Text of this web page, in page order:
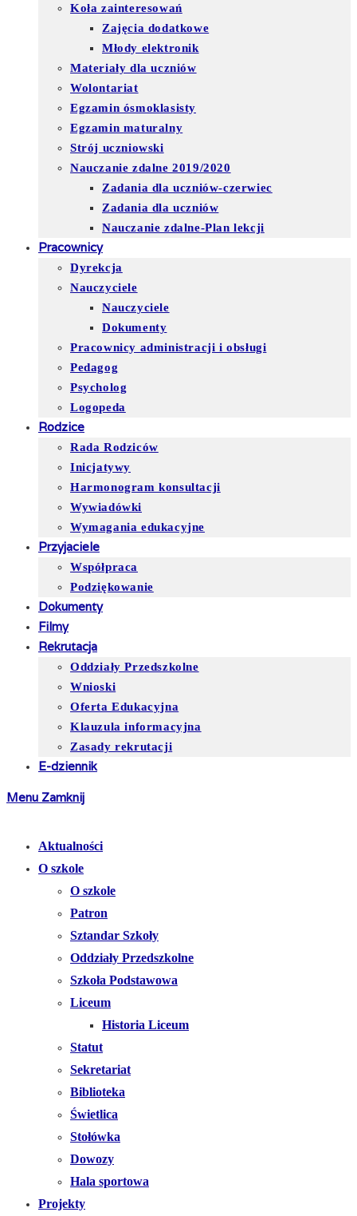
Koła zainteresowań
Zajęcia dodatkowe
Młody elektronik
Materiały dla uczniów
Wolontariat
Egzamin ósmoklasisty
Egzamin maturalny
Strój uczniowski
Nauczanie zdalne 2019/2020
Zadania dla uczniów-czerwiec
Zadania dla uczniów
Nauczanie zdalne-Plan lekcji
Pracownicy
Dyrekcja
Nauczyciele
Nauczyciele
Dokumenty
Pracownicy administracji i obsługi
Pedagog
Psycholog
Logopeda
Rodzice
Rada Rodziców
Inicjatywy
Harmonogram konsultacji
Wywiadówki
Wymagania edukacyjne
Przyjaciele
Współpraca
Podziękowanie
Dokumenty
Filmy
Rekrutacja
Oddziały Przedszkolne
Wnioski
Oferta Edukacyjna
Klauzula informacyjna
Zasady rekrutacji
E-dziennik
Menu Zamknij
Aktualności
O szkole
O szkole
Patron
Sztandar Szkoły
Oddziały Przedszkolne
Szkoła Podstawowa
Liceum
Historia Liceum
Statut
Sekretariat
Biblioteka
Świetlica
Stołówka
Dowozy
Hala sportowa
Projekty